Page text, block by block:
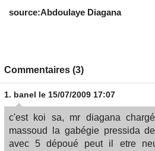
source:Abdoulaye Diagana
Commentaires (3)
1. banel le 15/07/2009 17:07
c'est koi sa, mr diagana
massoud la gabégie pressida
avec 5 dépoué peut il etre